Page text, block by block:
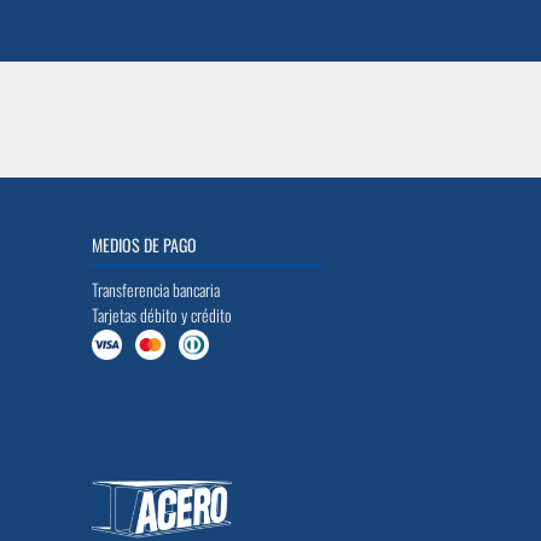
MEDIOS DE PAGO
Transferencia bancaria
Tarjetas débito y crédito